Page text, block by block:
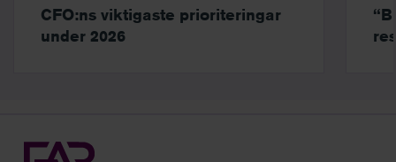
CFO:ns viktigaste prioriteringar
under 2026